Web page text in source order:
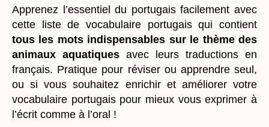
Apprenez l’essentiel du portugais facilement avec
cette liste de vocabulaire portugais qui contient
tous les mots indispensables sur le thème des
animaux aquatiques avec leurs traductions en
français. Pratique pour réviser ou apprendre seul,
ou si vous souhaitez enrichir et améliorer votre
vocabulaire portugais pour mieux vous exprimer à
l’écrit comme à l’oral !